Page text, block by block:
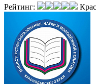
Рейтинг: